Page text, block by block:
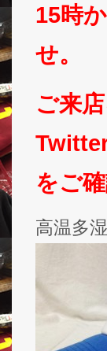
15時
せ。
ご来
をご
高温多